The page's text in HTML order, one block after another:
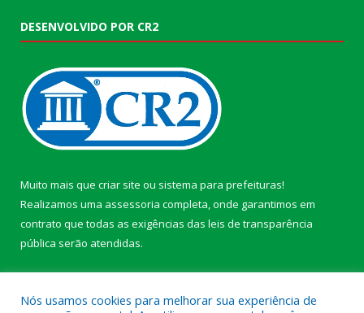
DESENVOLVIDO POR CR2
Muito mais que criar site ou sistema para prefeituras!
Realizamos uma assessoria completa, onde garantimos em
contrato que todas as exigências das leis de transparência
pública serão atendidas.
Nós usamos cookies para melhorar sua experiência de